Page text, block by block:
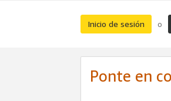
Inicio de sesión o
Ponte en